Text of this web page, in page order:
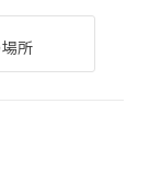
所